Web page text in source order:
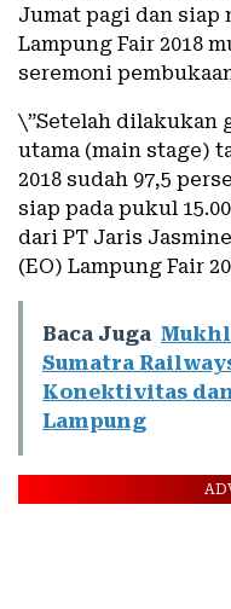
Jumat pagi dan
Lampung Fair 2018
seremoni
\”Setelah dilakukan
utama (main stage)
2018 sudah 97,5
siap pada pukul
dari PT Jaris
(EO) Lampung Fair
Baca Juga
Sumatra
Konektivitas
Lampung